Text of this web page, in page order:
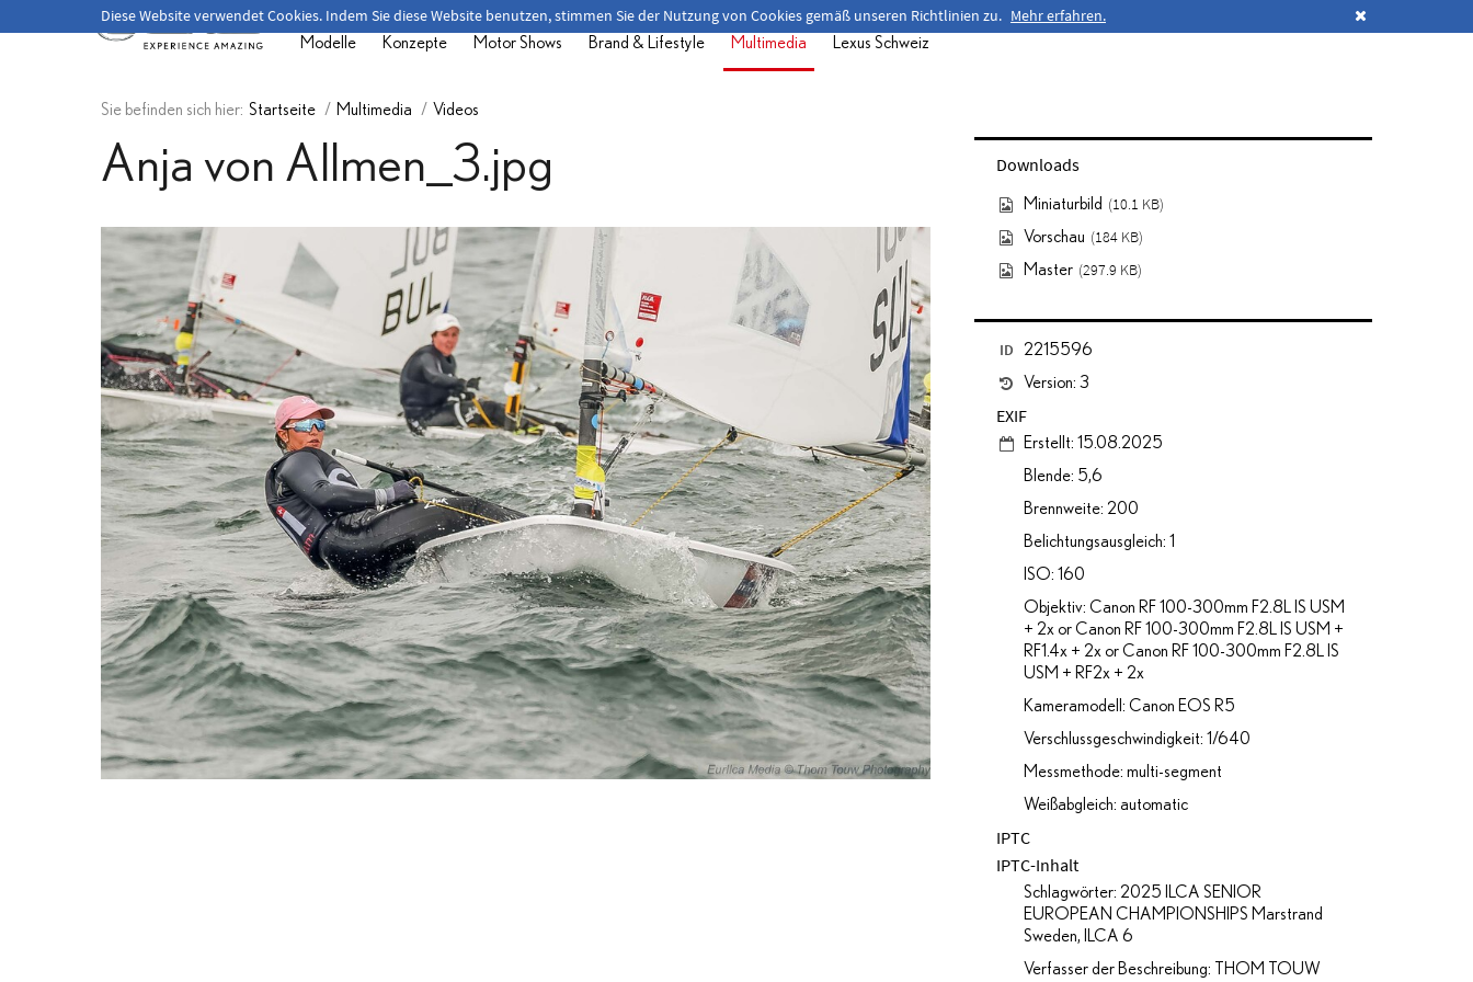
Diese Website verwendet Cookies. Indem Sie diese Website benutzen, stimmen Sie der Nutzung von Cookies gemäß unseren Richtlinien zu. Mehr erfahren.
Herzlich willkommen!
Modelle Konzepte Motor Shows Brand & Lifestyle Multimedia Lexus Schweiz
Sie befinden sich hier: Startseite / Multimedia / Videos
Anja von Allmen_3.jpg Downloads
Miniaturbild (10.1 KB)
Vorschau (184 KB)
Master (297.9 KB)
ID
2215596
Version: 3
EXIF
Erstellt: 15.08.2025
Blende: 5,6
Brennweite: 200
Belichtungsausgleich: 1
ISO: 160
Objektiv: Canon RF 100-300mm F2.8L IS USM
+ 2x or Canon RF 100-300mm F2.8L IS USM +
RF1.4x + 2x or Canon RF 100-300mm F2.8L IS
USM + RF2x + 2x
Kameramodell: Canon EOS R5
Verschlussgeschwindigkeit: 1/640
Messmethode: multi-segment
Weißabgleich: automatic
IPTC
IPTC-Inhalt
Schlagwörter: 2025 ILCA SENIOR
EUROPEAN CHAMPIONSHIPS Marstrand
Sweden, ILCA 6
Verfasser der Beschreibung: THOM TOUW